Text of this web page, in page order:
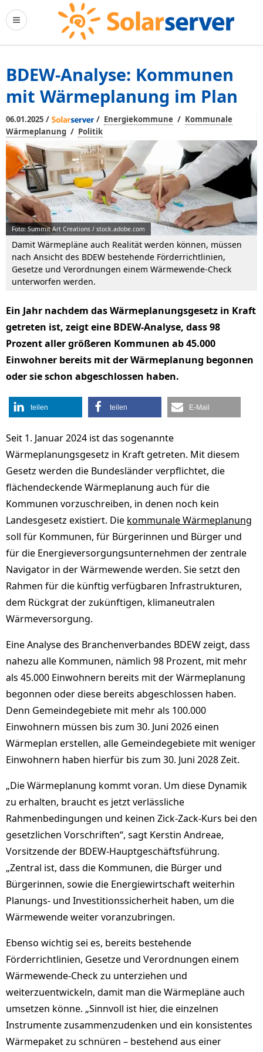
BDEW-Analyse: Kommunen
mit Wärmeplanung im Plan
06.01.2025 / / Energiekommune / Kommunale
Wärmeplanung / Politik
Foto: Summit Art Creations / stock.adobe.com
Damit Wärmepläne auch Realität werden können, müssen
nach Ansicht des BDEW bestehende Förderrichtlinien,
Gesetze und Verordnungen einem Wärmewende-Check
unterworfen werden.
Ein Jahr nachdem das Wärmeplanungsgesetz in Kraft
getreten ist, zeigt eine BDEW-Analyse, dass 98
Prozent aller größeren Kommunen ab 45.000
Einwohner bereits mit der Wärmeplanung begonnen
oder sie schon abgeschlossen haben.
teilen teilen E-Mail
Seit 1. Januar 2024 ist das sogenannte
Wärmeplanungsgesetz in Kraft getreten. Mit diesem
Gesetz werden die Bundesländer verpflichtet, die
flächendeckende Wärmeplanung auch für die
Kommunen vorzuschreiben, in denen noch kein
Landesgesetz existiert. Die kommunale Wärmeplanung
soll für Kommunen, für Bürgerinnen und Bürger und
für die Energieversorgungsunternehmen der zentrale
Navigator in der Wärmewende werden. Sie setzt den
Rahmen für die künftig verfügbaren Infrastrukturen,
dem Rückgrat der zukünftigen, klimaneutralen
Wärmeversorgung.
Eine Analyse des Branchenverbandes BDEW zeigt, dass
nahezu alle Kommunen, nämlich 98 Prozent, mit mehr
als 45.000 Einwohnern bereits mit der Wärmeplanung
begonnen oder diese bereits abgeschlossen haben.
Denn Gemeindegebiete mit mehr als 100.000
Einwohnern müssen bis zum 30. Juni 2026 einen
Wärmeplan erstellen, alle Gemeindegebiete mit weniger
Einwohnern haben hierfür bis zum 30. Juni 2028 Zeit.
„Die Wärmeplanung kommt voran. Um diese Dynamik
zu erhalten, braucht es jetzt verlässliche
Rahmenbedingungen und keinen Zick-Zack-Kurs bei den
gesetzlichen Vorschriften“, sagt Kerstin Andreae,
Vorsitzende der BDEW-Hauptgeschäftsführung.
„Zentral ist, dass die Kommunen, die Bürger und
Bürgerinnen, sowie die Energiewirtschaft weiterhin
Planungs- und Investitionssicherheit haben, um die
Wärmewende weiter voranzubringen.
Ebenso wichtig sei es, bereits bestehende
Förderrichtlinien, Gesetze und Verordnungen einem
Wärmewende-Check zu unterziehen und
weiterzuentwickeln, damit man die Wärmepläne auch
umsetzen könne. „Sinnvoll ist hier, die einzelnen
Instrumente zusammenzudenken und ein konsistentes
Wärmepaket zu schnüren – bestehend aus einer